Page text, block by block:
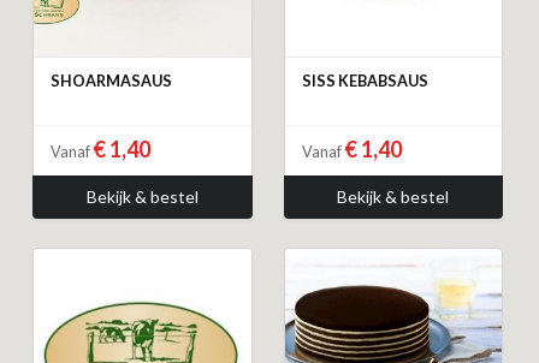
SHOARMASAUS
Vanaf € 1,40
Bekijk & bestel
SISS KEBABSAUS
Vanaf € 1,40
Bekijk & bestel